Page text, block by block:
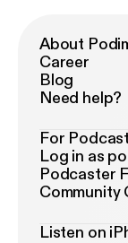
About
Career
Blog
Need help?
For
Log in as
Podcaster
Community
Listen on